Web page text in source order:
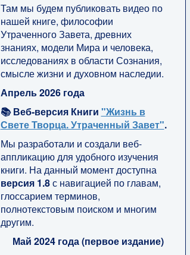
Там мы будем публиковать видео по
нашей книге, философии
Утраченного Завета, древних
знаниях, модели Мира и человека,
исследованиях в области Сознания,
смысле жизни и духовном наследии.
Апрель 2026 года
📚 Веб-версия Книги "Жизнь в
Свете Творца. Утраченный Завет".
Мы разработали и создали веб-
аппликацию для удобного изучения
книги. На данный момент доступна
версия 1.8с навигацией по главам,
глоссарием терминов,
полнотекстовым поиском и многим
другим.
Май 2024 года (первое издание)